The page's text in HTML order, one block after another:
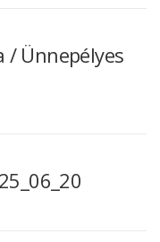
/ Ünnepélyes